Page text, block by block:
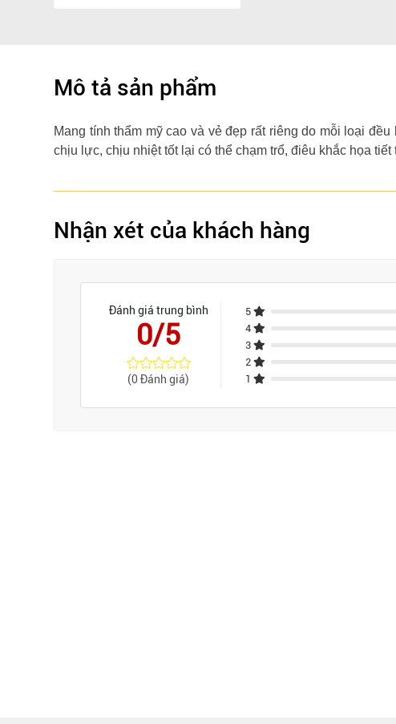
Mô tả sản phẩm
Mang tính thẩm mỹ cao và vẻ đẹp rất riêng do mỗi loại
chịu lực, chịu nhiệt tốt lại có thể chạm trổ, điêu khắc họa tiết
Nhận xét của khách hàng
Đánh giá trung bình
0/5
(0 Đánh giá)
5
4
3
2
1